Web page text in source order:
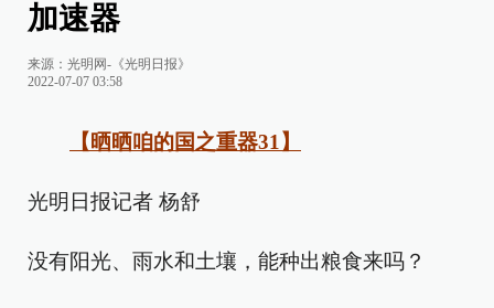
加速器
来源： 光明网-《光明日报》
2022-07-07 03:58
【 晒晒咱的国之重器31 】
光明日报记者 杨舒
没有阳光、雨水和土壤，能种出粮食来吗？